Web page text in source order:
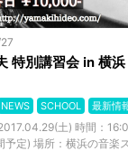
特別講習会 in 横
NEWS SCHOOL 最新情
土) 時間：
予定) 場所：横浜の音楽